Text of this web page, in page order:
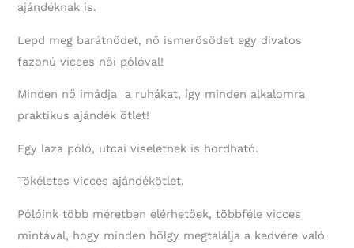
ajándéknak is.
Lepd meg barátnődet, nő ismerősödet egy divatos
fazonú vicces női pólóval!
Minden nő imádja a ruhákat, így minden alkalomra
praktikus ajándék ötlet!
Egy laza póló, utcai viseletnek is hordható.
Tökéletes vicces ajándékötlet.
Pólóink több méretben elérhetőek, többféle vicces
mintával, hogy minden hölgy megtalálja a kedvére való